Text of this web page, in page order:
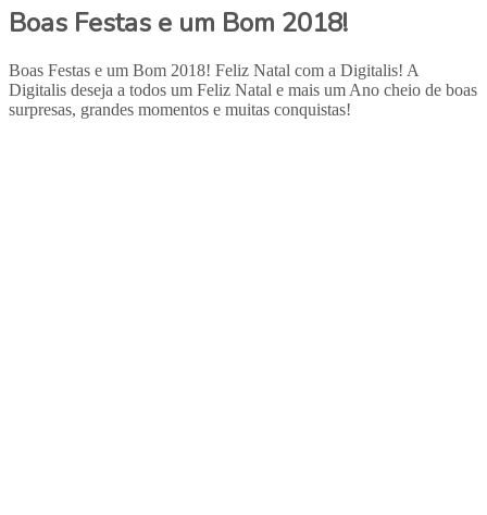
Boas Festas e um Bom 2018!
Boas Festas e um Bom 2018! Feliz Natal com a Digitalis! A
Digitalis deseja a todos um Feliz Natal e mais um Ano cheio de boas
surpresas, grandes momentos e muitas conquistas!